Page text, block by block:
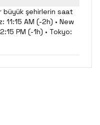
büyük şehirlerin saat
11:15 AM (-2h) • New
PM (-1h) • Tokyo: